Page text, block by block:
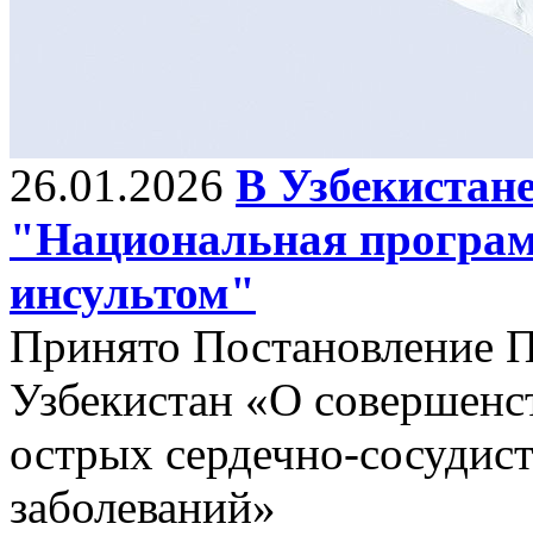
26.01.2026 В
"Национальная
инсультом"
Принято Постановление
Узбекистан «О
острых сердечно-
заболеваний»